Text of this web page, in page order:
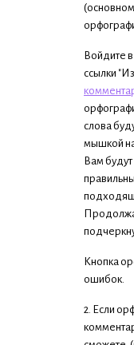
Войдите
ссылки
слова
мышкой
Вам
Кнопка
ошибок.
2. Если